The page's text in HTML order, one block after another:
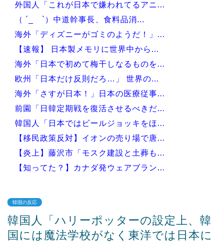
Powered by livedoor 相互RSS
外国人「これが日本で嫌われてるアニ...
（ ´_ゝ`）中道幹事長、食料品消...
海外「ディズニーがゴミのようだ！」...
【速報】 日本製メモリに世界中から...
海外「日本で初めて梅干しなるものを...
欧州「日本だけ反則だろ…」 世界の...
海外「さすが日本！」日本の医療従事...
前園「日韓定期戦を復活させるべきだ...
韓国人「日本ではビールジョッキをほ...
【移民政策反対】イオンの売り場で唐...
【炎上】藤沢市「モスク建設と土葬も...
【知ってた？】カナダ発ウェアブラン...
Powered by livedoor 相互RSS
韓国の反応
韓国人「ハリーポッターの設定上、韓
国には魔法学校がなく東洋では日本に